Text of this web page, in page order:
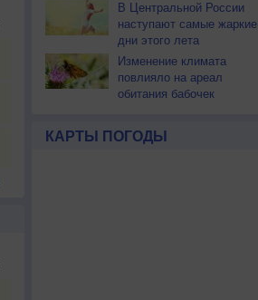
В Центральной России
наступают самые жаркие
дни этого лета
Изменение климата
повлияло на ареал
обитания бабочек
КАРТЫ ПОГОДЫ